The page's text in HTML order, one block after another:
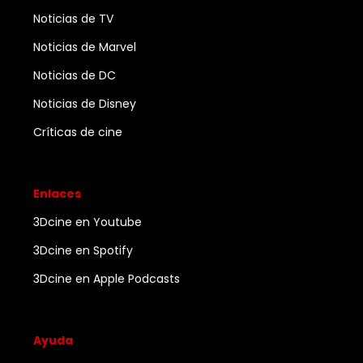
Noticias de TV
Noticias de Marvel
Noticias de DC
Noticias de Disney
Críticas de cine
Enlaces
3Dcine en Youtube
3Dcine en Spotify
3Dcine en Apple Podcasts
Ayuda